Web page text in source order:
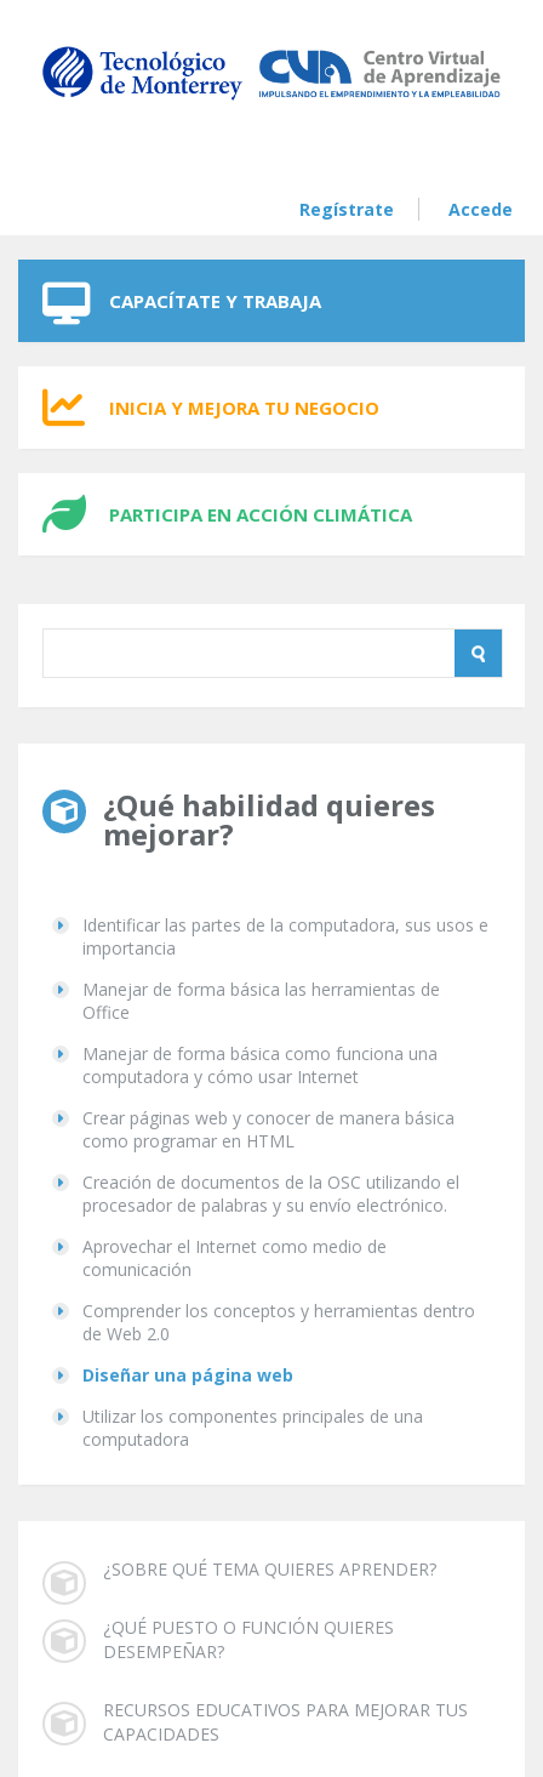
Regístrate Accede
CAPACÍTATE Y TRABAJA
INICIA Y MEJORA TU NEGOCIO
PARTICIPA EN ACCIÓN CLIMÁTICA
¿Qué habilidad quieres
mejorar?
Identificar las partes de la computadora, sus usos e
importancia
Manejar de forma básica las herramientas de
Office
Manejar de forma básica como funciona una
computadora y cómo usar Internet
Crear páginas web y conocer de manera básica
como programar en HTML
Creación de documentos de la OSC utilizando el
procesador de palabras y su envío electrónico.
Aprovechar el Internet como medio de
comunicación
Comprender los conceptos y herramientas dentro
de Web 2.0
Diseñar una página web
Utilizar los componentes principales de una
computadora
¿SOBRE QUÉ TEMA QUIERES APRENDER?
¿QUÉ PUESTO O FUNCIÓN QUIERES
DESEMPEÑAR?
RECURSOS EDUCATIVOS PARA MEJORAR TUS
CAPACIDADES